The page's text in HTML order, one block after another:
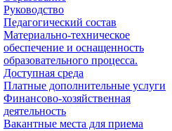
Руководство
Педагогический состав
Материально-техническое
обеспечение и оснащенность
образовательного процесса.
Доступная среда
Платные дополнительные услуги
Финансово-хозяйственная
деятельность
Вакантные места для приема